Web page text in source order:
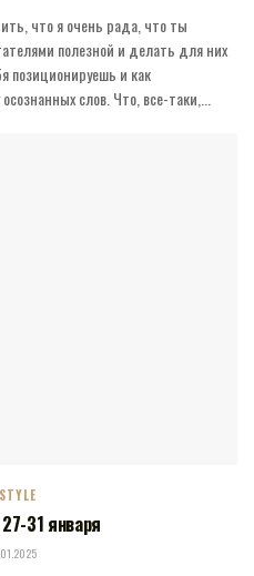
что я очень рада, что ты
полезной и делать для них
позиционируешь и как
слов. Что, все-таки,...
31 января